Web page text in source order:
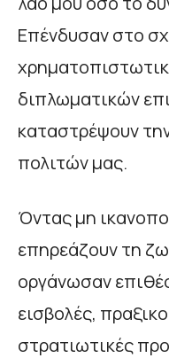
Επένδυσαν στο
διπλωματικών
καταστρέψουν
πολιτών μας.
Όντας μη
επηρεάζουν τη
οργάνωσαν
εισβολές,
στρατιωτικές